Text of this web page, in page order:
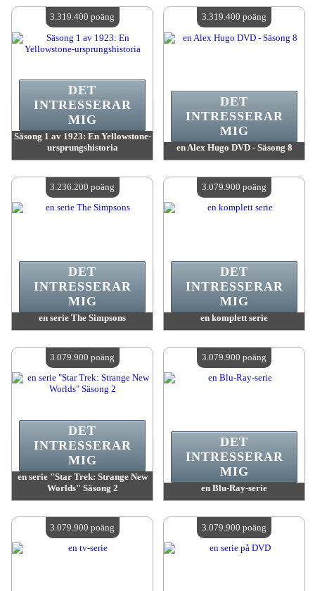
Antal tillgängliga:4
Antal tillgängliga:4
Säsong 1 av 1923: En Yellowstone-
ursprungshistoria
Antal tillgängliga:4
DET
INTRESSERAR
MIG
3.319.400 poäng
en Alex Hugo DVD - Säsong 8
Antal tillgängliga:4
DET
INTRESSERAR
MIG
3.319.400 poäng
en serie The Simpsons
Antal tillgängliga:4
DET
INTRESSERAR
MIG
3.236.200 poäng
en komplett serie
Antal tillgängliga:4
DET
INTRESSERAR
MIG
3.079.900 poäng
en serie "Star Trek: Strange New
Worlds" Säsong 2
Antal tillgängliga:4
DET
INTRESSERAR
MIG
3.079.900 poäng
en Blu-Ray-serie
Antal tillgängliga:4
DET
INTRESSERAR
MIG
3.079.900 poäng
3.079.900 poäng 3.079.900 poäng